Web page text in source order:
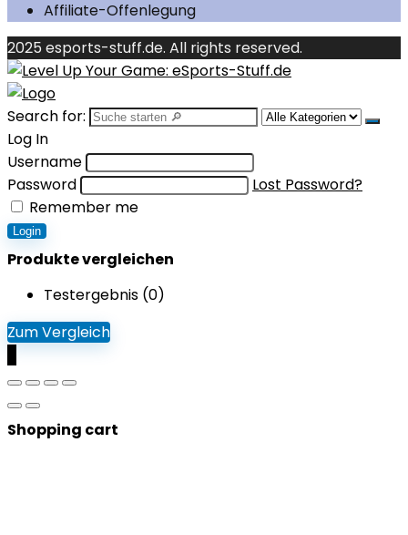
Affiliate-Offenlegung
2025 esports-stuff.de. All rights reserved.
Search for:
Log In
Username
Password
Lost Password?
Remember me
Login
Produkte vergleichen
Testergebnis (0)
Zum Vergleich
Shopping cart